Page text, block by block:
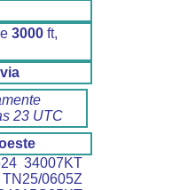
3000 ft,
23 UTC
34007KT
0605Z